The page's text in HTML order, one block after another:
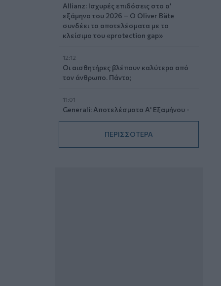
Allianz: Ισχυρές επιδόσεις στο α’
εξάμηνο του 2026 – Ο Oliver Bäte
συνδέει τα αποτελέσματα με το
κλείσιμο του «protection gap»
12:12
Οι αισθητήρες βλέπουν καλύτερα από
τον άνθρωπο. Πάντα;
11:01
Generali: Αποτελέσματα Α' Εξαμήνου -
Εξαιρετική ανάπτυξη στα Λειτουργικά
Αποτελέσματα με συμβολή από όλες
τις επιχειρηματικές δραστηριότητες
ΠΕΡΙΣΣΟΤΕΡΑ